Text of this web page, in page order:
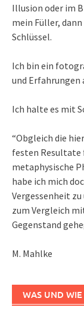
Illusion oder im
mein Füller,
Schlüssel.
Ich bin ein
und
Ich halte es mit
“Obgleich die
festen
metaphysische
habe ich mich
Vergessenheit
zum Vergleich
Gegenstand
M. Mahlke
WAS UND WIE